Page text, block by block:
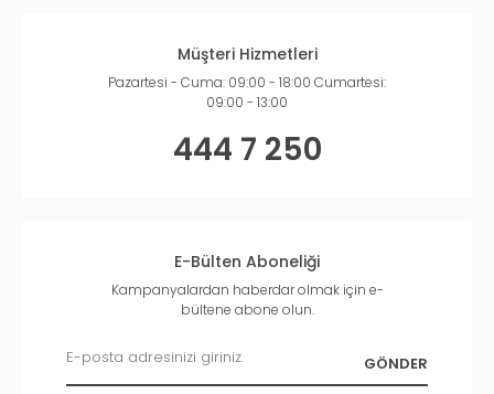
Müşteri Hizmetleri
Pazartesi - Cuma: 09:00 - 18:00 Cumartesi:
09:00 - 13:00
444 7 250
E-Bülten Aboneliği
Kampanyalardan haberdar olmak için e-
bültene abone olun.